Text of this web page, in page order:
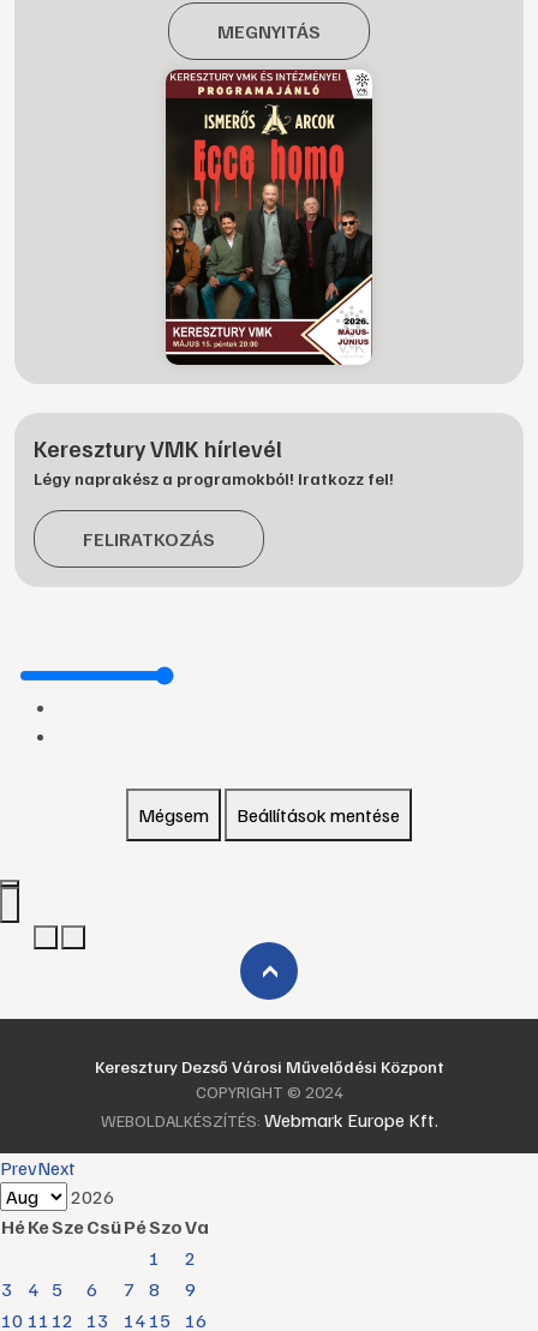
MEGNYITÁS
Keresztury VMK hírlevél
Légy naprakész a programokból! Iratkozz fel!
FELIRATKOZÁS
Mégsem Beállítások mentése
›
Keresztury Dezső Városi Művelődési Központ
COPYRIGHT © 2024
WEBOLDALKÉSZÍTÉS: Webmark Europe Kft.
PrevNext
2026
HéKeSzeCsüPéSzoVa
1
2
3
4 5 6 7 8
9
10 11 12 13 14 15 16